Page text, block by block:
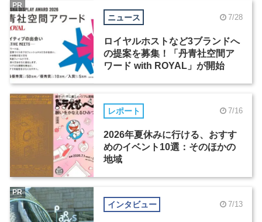
ニュース 7/28
ロイヤルホストなど3ブランドへ
の提案を募集！「丹青社空間ア
ワード with ROYAL」が開始
PR
レポート 7/16
2026年夏休みに行ける、おすす
めのイベント10選：そのほかの
地域
インタビュー 7/13
PR